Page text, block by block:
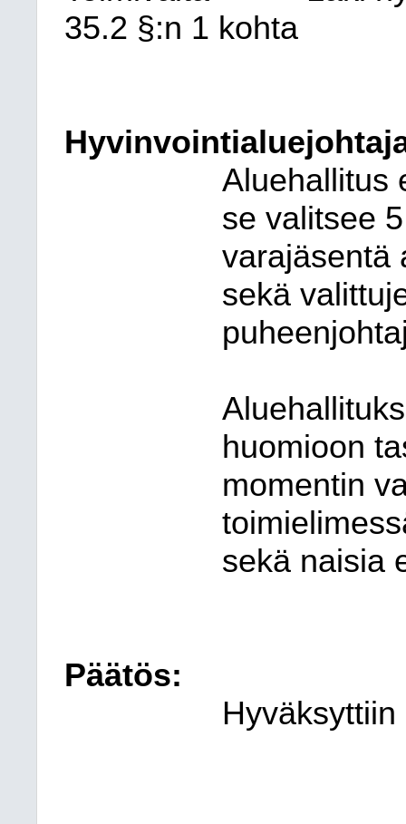
35.2 §:n 1 kohta
Aluehallitus
se valitsee
varajäsentä
sekä
huomioon
momentin
sekä naisia
Päätös: